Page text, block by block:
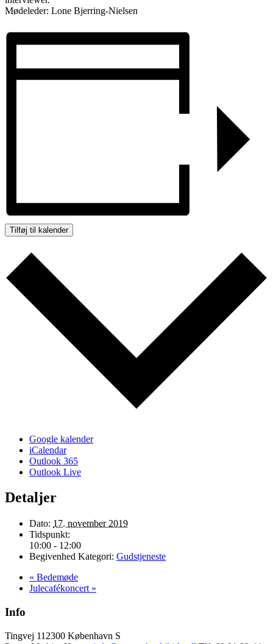
Mødeleder: Lone Bjerring-Nielsen
Tilføj til kalender
Google kalender
iCalendar
Outlook 365
Outlook Live
Detaljer
Dato: 17. november 2019
Tidspunkt:
10:00 - 12:00
Begivenhed Kategori: Gudstjeneste
« Bedemøde
Julecafékoncert »
Info
Tingvej 11 2300 København S